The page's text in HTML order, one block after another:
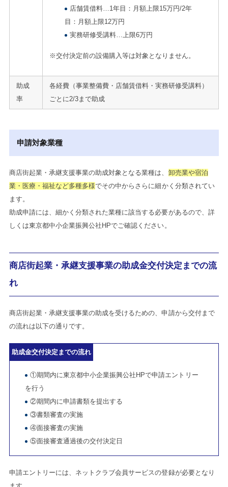
店舗賃借料…1年目：月額上限15万円/2年
目：月額上限12万円
実務研修受講料…上限6万円
※交付決定前の設備購入等は対象となりません。
助成
率
各経費（事業整備費・店舗賃借料・実務研修受講料）
ごとに2/3まで助成
申請対象業種
商店街起業・承継支援事業の助成対象となる業種は、 卸売業や宿泊
業・医療・福祉など多種多様でその中からさらに細かく分類されてい
ます。
助成申請には、細かく分類された業種に該当する必要があるので、詳
しくは東京都中小企業振興公社HPでご確認ください。
商店街起業・承継支援事業の助成金交付決定までの流
れ
商店街起業・承継支援事業の助成を受けるための、申請から交付まで
の流れは以下の通りです。
助成金交付決定までの流れ
①期間内に東京都中小企業振興公社HPで申請エントリー
を行う
②期間内に申請書類を提出する
③書類審査の実施
④面接審査の実施
⑤面接審査通過後の交付決定日
申請エントリーには、ネットクラブ会員サービスの登録が必要となり